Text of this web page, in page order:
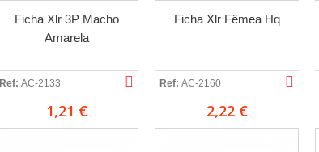
Ficha Xlr 3P Macho
Amarela
Ref: AC-2133
1,21 €
Ficha Xlr Fêmea Hq
Ref: AC-2160
2,22 €